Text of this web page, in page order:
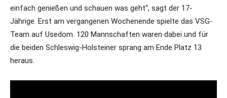
einfach genießen und schauen was geht“, sagt der 17-
Jährige. Erst am vergangenen Wochenende spielte das VSG-
Team auf Usedom. 120 Mannschaften waren dabei und für
die beiden Schleswig-Holsteiner sprang am Ende Platz 13
heraus.